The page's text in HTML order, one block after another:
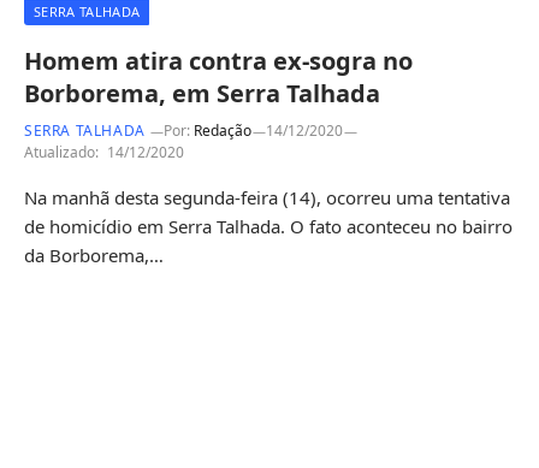
SERRA TALHADA
Homem atira contra ex-sogra no
Borborema, em Serra Talhada
SERRA TALHADA Por: Redação
14/12/2020
Atualizado: 14/12/2020
Na manhã desta segunda-feira (14), ocorreu uma tentativa
de homicídio em Serra Talhada. O fato aconteceu no bairro
da Borborema,…